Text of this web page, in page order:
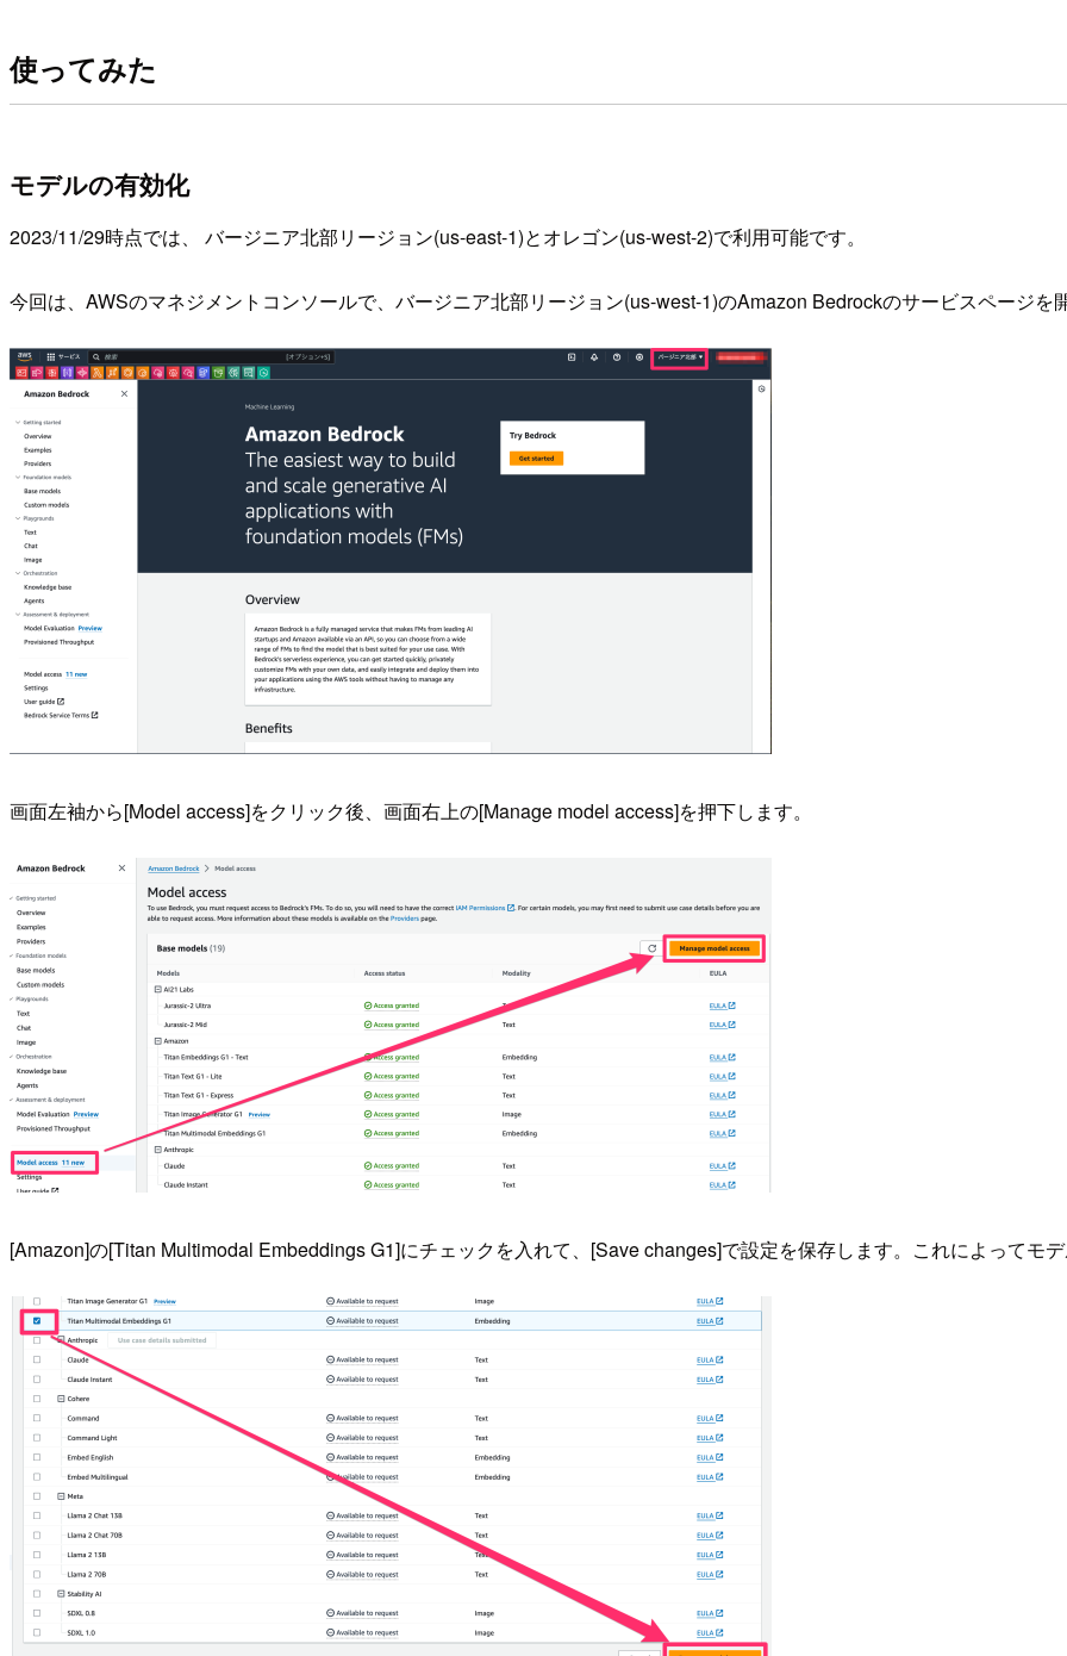
使ってみた
モデルの有効化
2023/11/29時点では、 バージニア北部リージョン(us-east-1)とオレゴン(us-west-2)で利用可能です。
今回は、AWSのマネジメントコンソールで、バージニア北部リージョン(us-west-1)のAmazon Bedrockのサービスページを開
画面左袖から[Model access]をクリック後、画面右上の[Manage model access]を押下します。
[Amazon]の[Titan Multimodal Embeddings G1]にチェックを入れて、[Save changes]で設定を保存します。これによってモデ